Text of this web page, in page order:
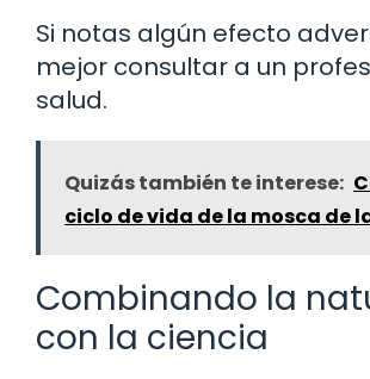
Si notas algún efecto
mejor consultar a un
salud.
Quizás también te interese:
ciclo de vida de la mosca de
Combinando la
con la ciencia